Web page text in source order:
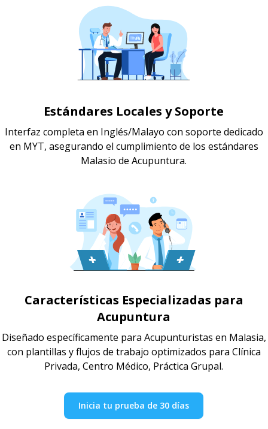
Estándares Locales y Soporte
Interfaz completa en Inglés/Malayo con soporte dedicado
en MYT, asegurando el cumplimiento de los estándares
Malasio de Acupuntura.
Características Especializadas para
Acupuntura
Diseñado específicamente para Acupunturistas en Malasia,
con plantillas y flujos de trabajo optimizados para Clínica
Privada, Centro Médico, Práctica Grupal.
Inicia tu prueba de 30 días